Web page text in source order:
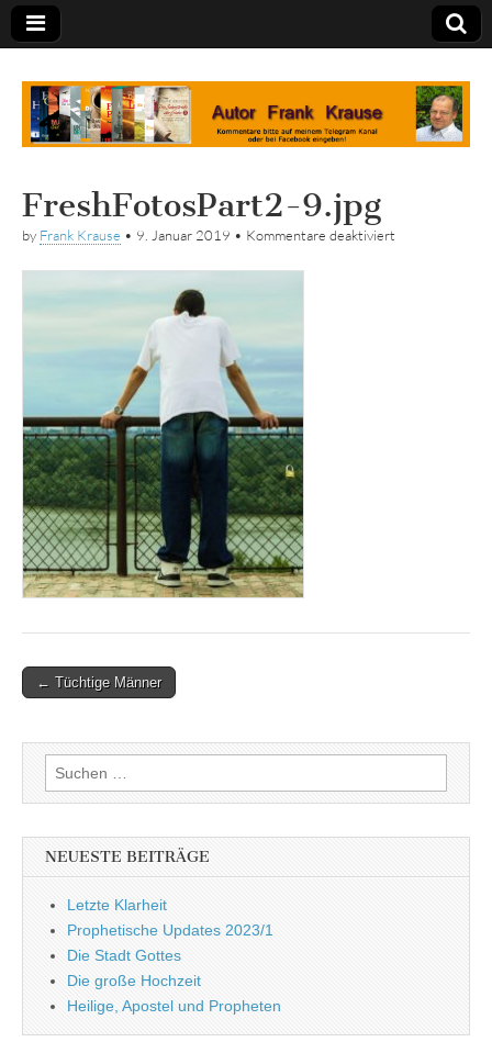
Tagebuch
FreshFotosPart2-9.jpg
by Frank Krause • 9. Januar 2019 • Kommentare deaktiviert
Post
← Tüchtige Männer
Suchen
nach:
NEUESTE BEITRÄGE
Letzte Klarheit
Prophetische Updates 2023/1
Die Stadt Gottes
Die große Hochzeit
Heilige, Apostel und Propheten